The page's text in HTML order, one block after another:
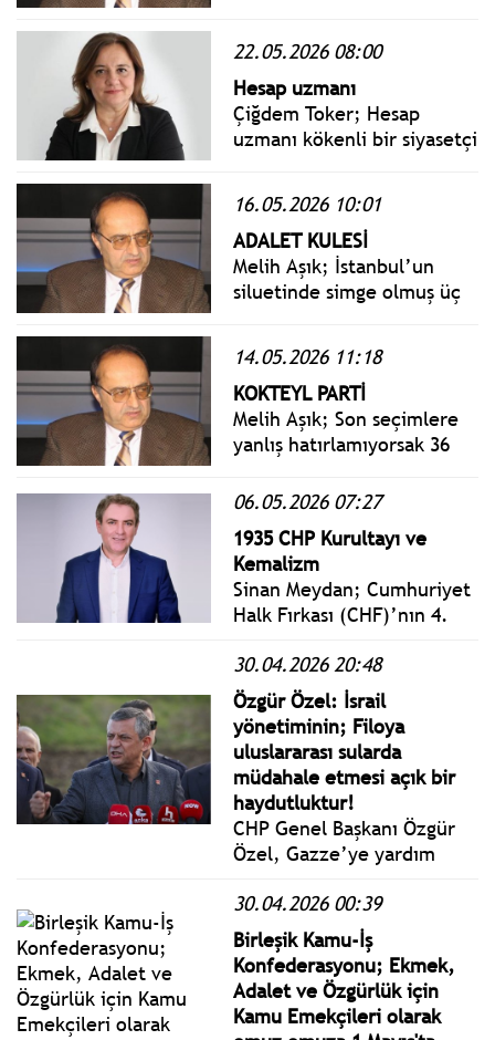
sayıldı... Eski Genel Başkan
Kemal Kılıçdaroğlu ve parti
yönetiminin göreve devam
etmesi karara bağlandı.
22.05.2026 08:00
Hesap uzmanı
Çiğdem Toker; Hesap
uzmanı kökenli bir siyasetçi
zamanlamanın rastlantı
değil hesaplı olduğunu artık
biliyoruz.
16.05.2026 10:01
ADALET KULESİ
Melih Aşık; İstanbul’un
siluetinde simge olmuş üç
Kulesi, Kız Kulesi... Bir de
dördüncü kule vardır ki adı
daha az bilinir: Adalet
Kulesi.
14.05.2026 11:18
KOKTEYL PARTİ
Melih Aşık; Son seçimlere
yanlış hatırlamıyorsak 36
dışı zamanlarda nerede bu
toplamak dışında ne gibi
hizmetleri oluyor?
06.05.2026 07:27
1935 CHP Kurultayı ve
Kemalizm
Sinan Meydan; Cumhuriyet
Halk Fırkası (CHF)’nın 4.
1935 tarihinde, 384 Parti
Saylavı ile 160 Vilayet
Mümessili olmak üzere,
toplam 544 delegeyle
toplanmıştır.
30.04.2026 20:48
Özgür Özel: İsrail
yönetiminin; Filoya
uluslararası sularda
müdahale etmesi açık bir
haydutluktur!
CHP Genel Başkanı Özgür
Özel, Gazze’ye yardım
Küresel Sumud Filosu'na
İsrail'in müdahalesine
sosyal medya hesabından
yaptığı açıklamayla tepki
gösterdi.
30.04.2026 00:39
Birleşik Kamu-İş
Konfederasyonu; Ekmek,
Adalet ve Özgürlük için
Kamu Emekçileri olarak